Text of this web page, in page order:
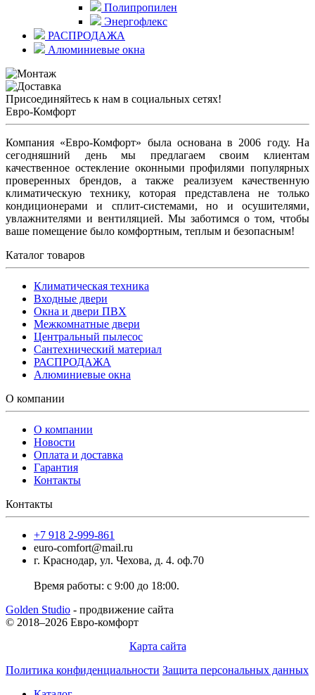
Полипропилен
Энергофлекс
РАСПРОДАЖА
Алюминиевые окна
Присоединяйтесь к нам в социальных сетях!
Евро-Комфорт
Компания «Евро-Комфорт» была основана в 2006 году. На
сегодняшний день мы предлагаем своим клиентам
качественное остекление оконными профилями популярных
проверенных брендов, а также реализуем качественную
климатическую технику, которая представлена не только
кондиционерами и сплит-системами, но и осушителями,
увлажнителями и вентиляцией. Мы заботимся о том, чтобы
ваше помещение было комфортным, теплым и безопасным!
Каталог товаров
Климатическая техника
Входные двери
Окна и двери ПВХ
Межкомнатные двери
Центральный пылесос
Сантехнический материал
РАСПРОДАЖА
Алюминиевые окна
О компании
О компании
Новости
Оплата и доставка
Гарантия
Контакты
Контакты
+7 918 2-999-861
euro-comfort@mail.ru
г. Краснодар, ул. Чехова, д. 4. оф.70
Время работы: с 9:00 до 18:00.
Golden Studio - продвижение сайта
© 2018–2026 Евро-комфорт
Карта сайта
Политика конфиденциальности Защита персональных данных